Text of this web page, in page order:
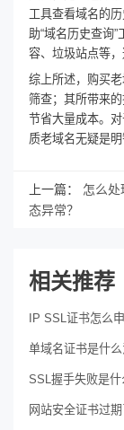
工具查看域名的
助“域名历史查询
容、垃圾站点等，
综上所述，购买
筛查；其所带来
节省大量成本。
质老域名无疑是明
上一篇： 怎么处
态异常？
相关推荐
IP SSL证书怎么申
单域名证书是什么
SSL握手失败是什
网站安全证书过期